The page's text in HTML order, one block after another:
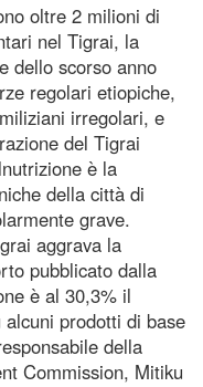
oltre 2 milioni di
nel Tigrai, la
dello scorso anno
regolari etiopiche,
irregolari, e
del Tigrai
è la
della città di
grave.
aggrava la
pubblicato dalla
è al 30,3% il
prodotti di base
della
Commission, Mitiku